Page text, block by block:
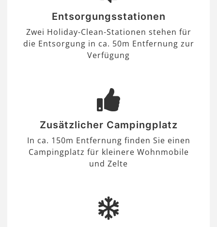
Entsorgungsstationen
Zwei Holiday-Clean-Stationen stehen für
die Entsorgung in ca. 50m Entfernung zur
Verfügung
Zusätzlicher Campingplatz
In ca. 150m Entfernung finden Sie einen
Campingplatz für kleinere Wohnmobile
und Zelte